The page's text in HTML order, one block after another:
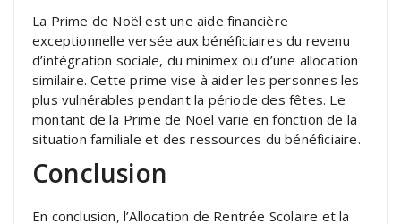
La Prime de Noël est une aide financière
exceptionnelle versée aux bénéficiaires du revenu
d’intégration sociale, du minimex ou d’une allocation
similaire. Cette prime vise à aider les personnes les
plus vulnérables pendant la période des fêtes. Le
montant de la Prime de Noël varie en fonction de la
situation familiale et des ressources du bénéficiaire.
Conclusion
En conclusion, l’Allocation de Rentrée Scolaire et la